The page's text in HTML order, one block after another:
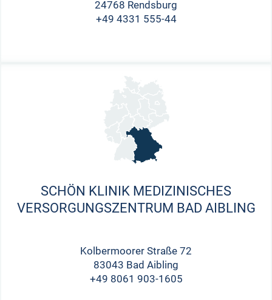
24768 Rendsburg
+49 4331 555-44
SCHÖN KLINIK MEDIZINISCHES
VERSORGUNGSZENTRUM BAD AIBLING
Kolbermoorer Straße 72
83043 Bad Aibling
+49 8061 903-1605